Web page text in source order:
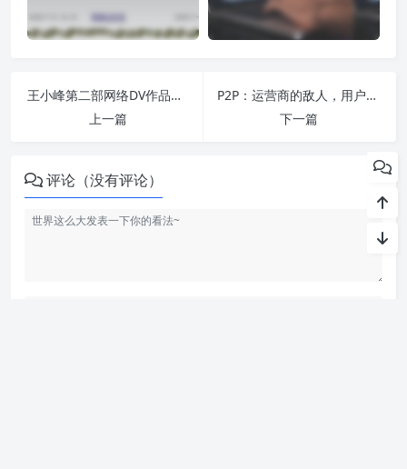
王小峰第二部网络DV作品《十面埋妇》简评
上一篇
P2P：运营商的敌人，用户的上帝
下一篇
评论（没有评论）